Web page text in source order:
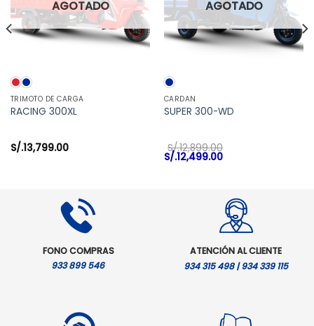
AGOTADO
TRIMOTO DE CARGA
RACING 300XL
S/.13,799.00
AGOTADO
CARDAN
SUPER 300-WD
S/.12,899.00
El
precio
S/.12,499.00El
FONO COMPRAS
933 899 546
ATENCIÓN AL CLIENTE
934 315 498 | 934 339 115